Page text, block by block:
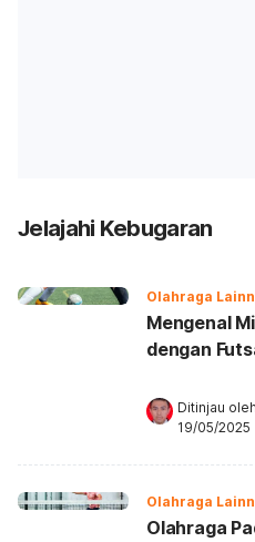
Jelajahi Kebugaran
Olahraga
Mengenal
dengan
Ditinjau oleh
19/05/2025
Olahraga
Olahraga